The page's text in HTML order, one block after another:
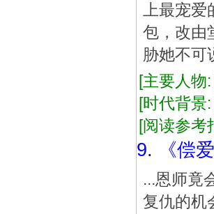
上最宠
包，改由
胁她不可
[主要人
[时代背
[阅读参考
9. 《偿爱
...恩师竟
复仇的机